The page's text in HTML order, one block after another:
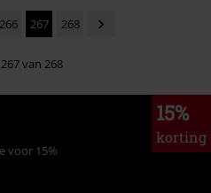
266 267 268
van 268
15%
korting
voor 15%